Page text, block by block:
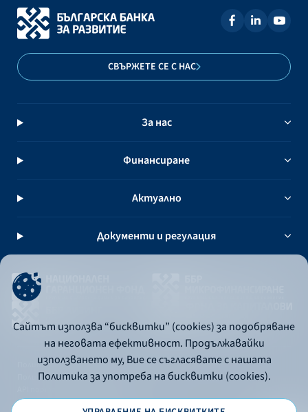
СВЪРЖЕТЕ СЕ С НАС
За нас
Финансиране
Актуално
Документи и регулация
Политика за употреба на бисквитки
Политика за поверителност
Сайтът използва “бисквитки” (cookies) за подобряване
на неговата ефективност. Продължавайки
използването му, Вие се съгласявате с нашата
Политика за употреба на бисквитки (cookies).